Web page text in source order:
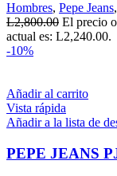
Hombres, Pepe Jeans,
L2,800.00 El precio
actual es: L2,240.00.
-10%
Añadir al carrito
Vista rápida
Añadir a la lista de
PEPE JEANS